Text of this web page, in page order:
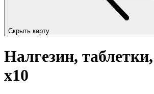
Скрыть карту
Налгезин,
x10